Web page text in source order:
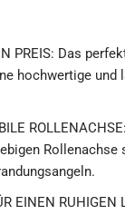
PREIS: Das
hochwertige
EINEN